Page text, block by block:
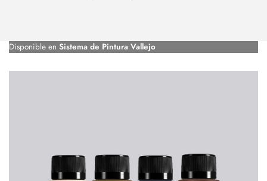
Disponible en Sistema de Pintura Vallejo